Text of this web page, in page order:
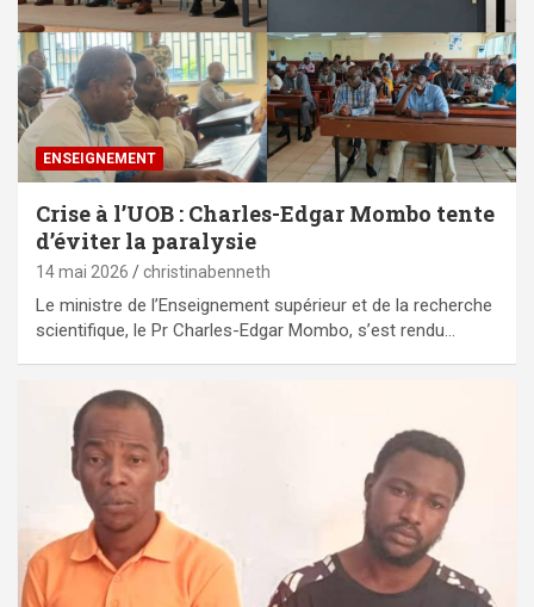
ENSEIGNEMENT
Crise à l’UOB : Charles-Edgar Mombo tente
d’éviter la paralysie
14 mai 2026 christinabenneth
Le ministre de l’Enseignement supérieur et de la recherche
scientifique, le Pr Charles-Edgar Mombo, s’est rendu…